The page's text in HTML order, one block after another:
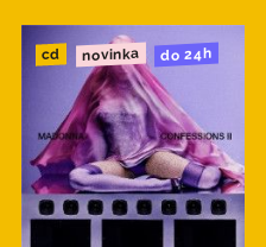
cd novinka do 24h